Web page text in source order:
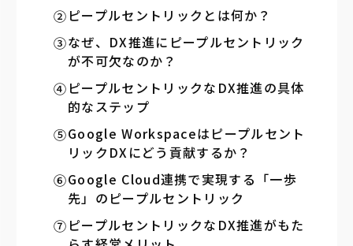
ピープルセントリックとは何か？
なぜ、DX推進にピープルセントリック
が不可欠なのか？
ピープルセントリックなDX推進の具体
的なステップ
Google Workspaceはピープルセント
リックDXにどう貢献するか？
Google Cloud連携で実現する「一歩
先」のピープルセントリック
ピープルセントリックなDX推進がもた